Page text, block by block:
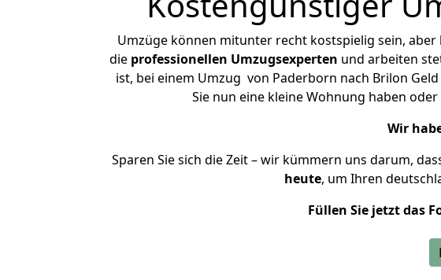
Umzüge können mitunter recht kostspielig sein,
die professionellen Umzugsexperten und arbeiten
ist, bei einem Umzug von Paderborn nach Brilon
Sie nun eine kleine Wohnung haben
Wir
Sparen Sie sich die Zeit – wir kümmern uns darum,
heute, um Ihren
Füllen Sie jetzt das